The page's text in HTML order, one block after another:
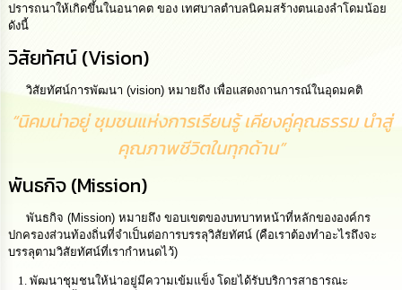
การ
ซื้อ
จัด
จ้าง
การ
คลัง
นโยบาย
No
Gift
Policy
ปรารถนาให้เกิดขึ้นในอนาคต ของ เทศบาลตำบลนิคมสร้างตนเองลำโดมน้อย
ดังนี้
วิสัยทัศน์ (Vision)
วิสัยทัศน์การพัฒนา (vision) หมายถึง เพื่อแสดงถานการณ์ในอุดมคติ
“นิคมน่าอยู่ ชุมชนแห่งการเรียนรู้ เคียงคู่คุณธรรม นำสู่
คุณภาพชีวิตในทุกด้าน”
พันธกิจ (Mission)
พันธกิจ (Mission) หมายถึง ขอบเขตของบทบาทหน้าที่หลักขององค์กร
ปกครองส่วนท้องถิ่นที่จำเป็นต่อการบรรลุวิสัยทัศน์ (คือเราต้องทำอะไรถึงจะ
บรรลุตามวิสัยทัศน์ที่เรากำหนดไว้)
พัฒนาชุมชนให้น่าอยู่มีความเข้มแข็ง โดยได้รับบริการสาธารณะ